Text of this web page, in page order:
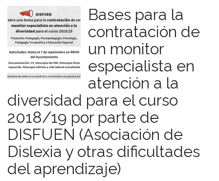
Bases para la
contratación de
un monitor
especialista en
atención a la
diversidad para el curso
2018/19 por parte de
DISFUEN (Asociación de
Dislexia y otras dificultades
del aprendizaje)